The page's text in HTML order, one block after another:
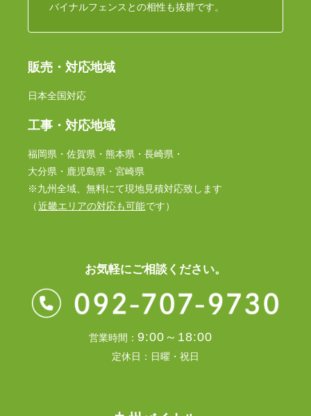
バイナルフェンスとの相性も抜群です。
販売・対応地域
日本全国対応
工事・対応地域
福岡県・佐賀県・熊本県・長崎県・
大分県・鹿児島県・宮崎県
※九州全域、無料にて現地見積対応致します
（ 近畿エリアの対応も可能です）
お気軽にご相談ください。
営業時間： 9:00～18:00
定休日：日曜・祝日